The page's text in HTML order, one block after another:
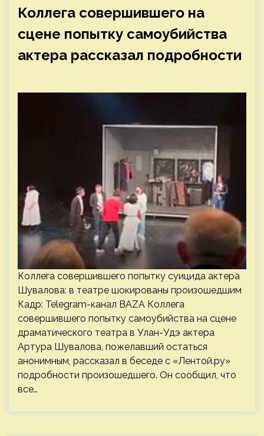
Коллега совершившего на
сцене попытку самоубийства
актера рассказал подробности
Коллега совершившего попытку суицида актера
Шувалова: в театре шокированы произошедшим
Кадр: Telegram-канал BAZA Коллега
совершившего попытку самоубийства на сцене
драматического театра в Улан-Удэ актера
Артура Шувалова, пожелавший остаться
анонимным, рассказал в беседе с «Лентой.ру»
подробности произошедшего. Он сообщил, что
все…